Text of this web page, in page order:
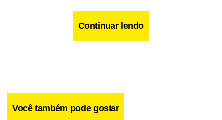
Continuar lendo
Você também pode gostar